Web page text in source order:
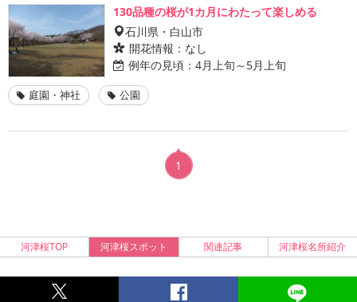
130品種の桜が1カ月にわたって楽しめる
石川県・白山市
開花情報： なし
例年の見頃： 4月上旬～5月上旬
庭園・神社 公園
1
河津桜TOP 河津桜スポット 関連記事 河津桜名所紹介